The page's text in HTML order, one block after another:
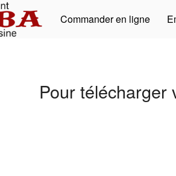
Commander en ligne
Pour télécharger